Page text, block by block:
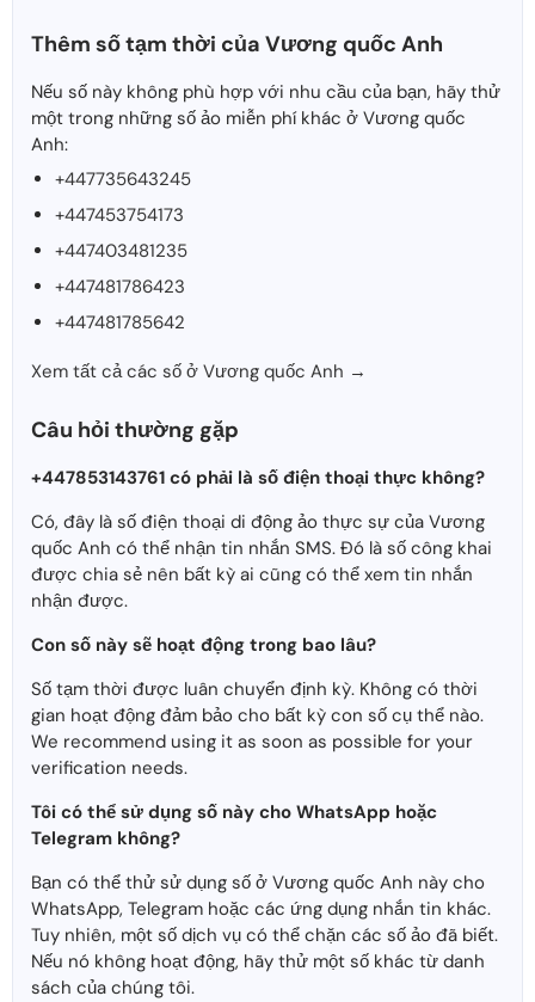
Thêm số tạm thời của Vương quốc Anh
Nếu số này không phù hợp với nhu cầu của bạn, hãy thử
một trong những số ảo miễn phí khác ở Vương quốc
Anh:
+447735643245
+447453754173
+447403481235
+447481786423
+447481785642
Xem tất cả các số ở Vương quốc Anh →
Câu hỏi thường gặp
+447853143761 có phải là số điện thoại thực không?
Có, đây là số điện thoại di động ảo thực sự của Vương
quốc Anh có thể nhận tin nhắn SMS. Đó là số công khai
được chia sẻ nên bất kỳ ai cũng có thể xem tin nhắn
nhận được.
Con số này sẽ hoạt động trong bao lâu?
Số tạm thời được luân chuyển định kỳ. Không có thời
gian hoạt động đảm bảo cho bất kỳ con số cụ thể nào.
We recommend using it as soon as possible for your
verification needs.
Tôi có thể sử dụng số này cho WhatsApp hoặc
Telegram không?
Bạn có thể thử sử dụng số ở Vương quốc Anh này cho
WhatsApp, Telegram hoặc các ứng dụng nhắn tin khác.
Tuy nhiên, một số dịch vụ có thể chặn các số ảo đã biết.
Nếu nó không hoạt động, hãy thử một số khác từ danh
sách của chúng tôi.